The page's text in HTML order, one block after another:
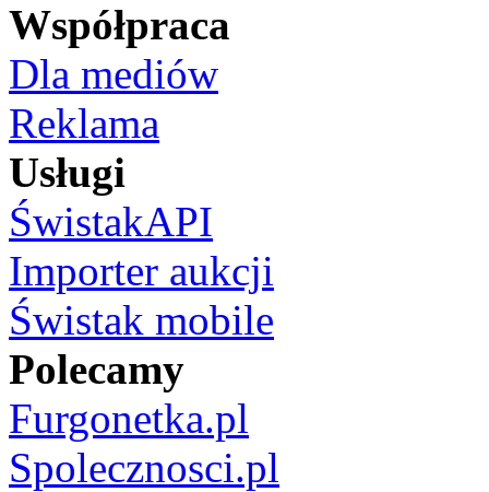
Współpraca
Dla mediów
Reklama
Usługi
ŚwistakAPI
Importer aukcji
Świstak mobile
Polecamy
Furgonetka.pl
Spolecznosci.pl